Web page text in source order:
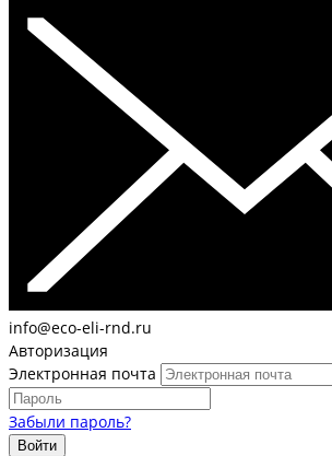
info@eco-eli-rnd.ru
Авторизация
Электронная почта
Забыли пароль?
Войти